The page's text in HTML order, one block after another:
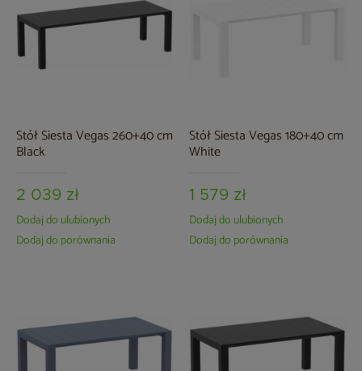
Stół Siesta Vegas 260+40 cm
Black
2 039 zł
Dodaj do ulubionych
Dodaj do porównania
Stół Siesta Vegas 180+40 cm
White
1 579 zł
Dodaj do ulubionych
Dodaj do porównania